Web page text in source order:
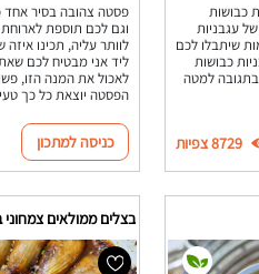
כבושות
עגבניות
שיתבלו לכם
כבושות
בתגובה למטה
8729 צפיות
פסטה צהובה בסיר אחד
וגם לכם תוספת
לוותר עליה, תכינו
ליד אני מבטיח לכם
לאכול את המנה הזו,
הפסטה יוצאת כל כך
כניסה למתכון
בצלים ממולאים